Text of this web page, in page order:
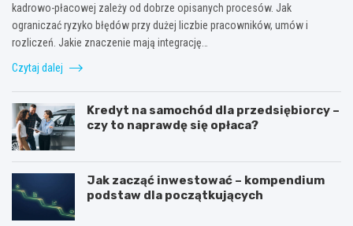
kadrowo-płacowej zależy od dobrze opisanych procesów. Jak
ograniczać ryzyko błędów przy dużej liczbie pracowników, umów i
rozliczeń. Jakie znaczenie mają integrację…
Czytaj dalej
Kredyt na samochód dla przedsiębiorcy –
czy to naprawdę się opłaca?
Jak zacząć inwestować – kompendium
podstaw dla początkujących